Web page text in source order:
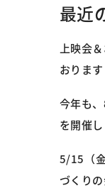
最近
上映会
おります
今年も
を開催し
5/15（
づくり